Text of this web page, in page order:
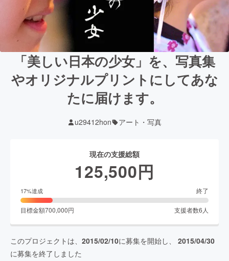
「美しい日本の少女」を、写真集
やオリジナルプリントにしてあな
たに届けます。
u29412hon アート・写真
現在の支援総額
125,500円
17%達成 終了
目標金額700,000円 支援者数6 人
このプロジェクトは、 2015/02/10に募集を開始し、 2015/04/30
に募集を終了しました